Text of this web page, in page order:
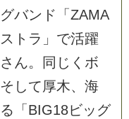
グバン ド 「 ZAMA
ス ト ラ 」 で活躍
さ ん。 同 じ く ボ
そ して厚木、 海
る 「 BIG18ビッ グ